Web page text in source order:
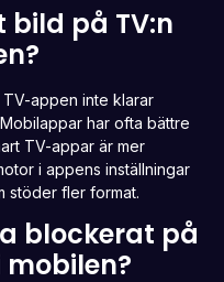
på TV:n
appen inte klarar
har ofta bättre
TV-appar är mer
i appens inställningar
stöder fler format.
blockerat på
mobilen?